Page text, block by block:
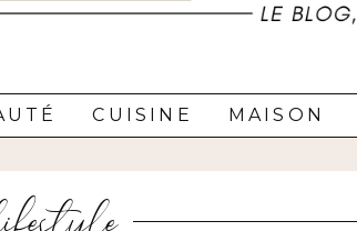
CUISINE MAISON